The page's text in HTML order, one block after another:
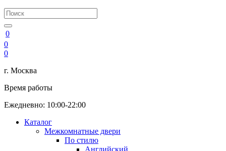
0
0
0
г. Москва
Время работы
Ежедневно: 10:00-22:00
Каталог
Межкомнатные двери
По стилю
Английский